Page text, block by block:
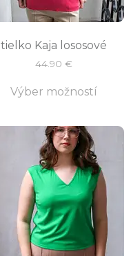
tielko Kaja lososové
44.90 €
Výber možností